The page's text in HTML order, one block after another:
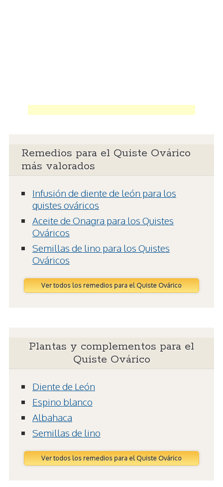
Remedios para el Quiste Ovárico
más valorados
Infusión de diente de león para los
quistes ováricos
Aceite de Onagra para los Quistes
Ováricos
Semillas de lino para los Quistes
Ováricos
Ver todos los remedios para el Quiste Ovárico
Plantas y complementos para el
Quiste Ovárico
Diente de León
Espino blanco
Albahaca
Semillas de lino
Ver todos los remedios para el Quiste Ovárico